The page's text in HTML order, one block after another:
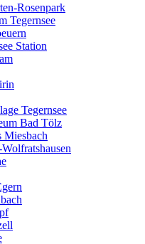
Rosenpark
Tegernsee
Station
Tegernsee
Bad Tölz
Miesbach